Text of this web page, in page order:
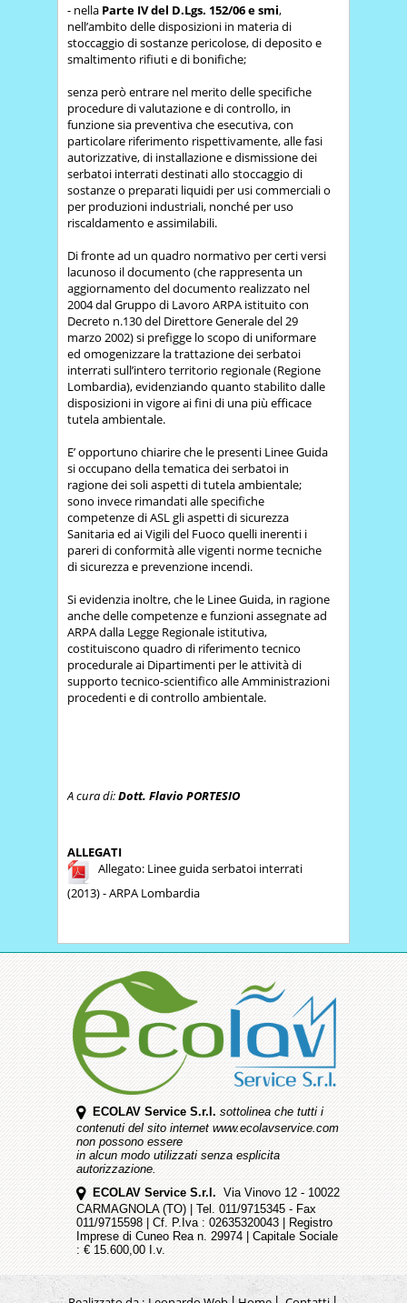
- nella Parte IV del D.Lgs. 152/06 e smi,
nell’ambito delle disposizioni in materia di
stoccaggio di sostanze pericolose, di deposito e
smaltimento rifiuti e di bonifiche;
senza però entrare nel merito delle specifiche
procedure di valutazione e di controllo, in
funzione sia preventiva che esecutiva, con
particolare riferimento rispettivamente, alle fasi
autorizzative, di installazione e dismissione dei
serbatoi interrati destinati allo stoccaggio di
sostanze o preparati liquidi per usi commerciali o
per produzioni industriali, nonché per uso
riscaldamento e assimilabili.
Di fronte ad un quadro normativo per certi versi
lacunoso il documento (che rappresenta un
aggiornamento del documento realizzato nel
2004 dal Gruppo di Lavoro ARPA istituito con
Decreto n.130 del Direttore Generale del 29
marzo 2002) si prefigge lo scopo di uniformare
ed omogenizzare la trattazione dei serbatoi
interrati sull’intero territorio regionale (Regione
Lombardia), evidenziando quanto stabilito dalle
disposizioni in vigore ai fini di una più efficace
tutela ambientale.
E’ opportuno chiarire che le presenti Linee Guida
si occupano della tematica dei serbatoi in
ragione dei soli aspetti di tutela ambientale;
sono invece rimandati alle specifiche
competenze di ASL gli aspetti di sicurezza
Sanitaria ed ai Vigili del Fuoco quelli inerenti i
pareri di conformità alle vigenti norme tecniche
di sicurezza e prevenzione incendi.
Si evidenzia inoltre, che le Linee Guida, in ragione
anche delle competenze e funzioni assegnate ad
ARPA dalla Legge Regionale istitutiva,
costituiscono quadro di riferimento tecnico
procedurale ai Dipartimenti per le attività di
supporto tecnico-scientifico alle Amministrazioni
procedenti e di controllo ambientale.
A cura di:Dott. Flavio PORTESIO
ALLEGATI
Allegato: Linee guida serbatoi interrati
(2013) - ARPA Lombardia
ECOLAV Service S.r.l. sottolinea che tutti i
contenuti del sito internet www.ecolavservice.com
non possono essere
in alcun modo utilizzati senza esplicita
autorizzazione.
ECOLAV Service S.r.l. Via Vinovo 12 - 10022
CARMAGNOLA (TO) | Tel. 011/9715345 - Fax
011/9715598 | Cf. P.Iva : 02635320043 | Registro
Imprese di Cuneo Rea n. 29974 | Capitale Sociale
: € 15.600,00 I.v.